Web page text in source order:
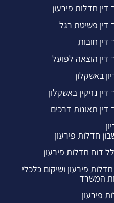
דין חדלות פירעון
דין פשיטת רגל
דין חובות
דין הוצאה לפועל
באשקלון
דין נזיקין באשקלון
דין תאונות דרכים
חדלות פירעון
דוח חדלות פירעון
פירעון ושיקום כלכלי
המשרד
פירעון